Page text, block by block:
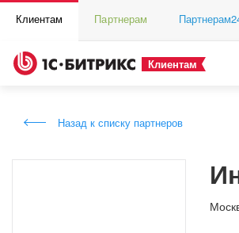
Клиентам Партнерам
Клиентам
Назад к списку партнеров